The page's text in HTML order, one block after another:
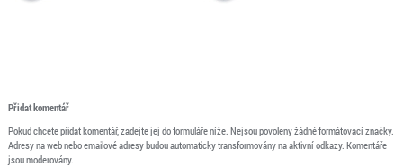
Přidat komentář
Pokud chcete přidat komentář, zadejte jej do formuláře níže. Nejsou povoleny žádné formátovací značky.
Adresy na web nebo emailové adresy budou automaticky transformovány na aktivní odkazy. Komentáře
jsou moderovány.